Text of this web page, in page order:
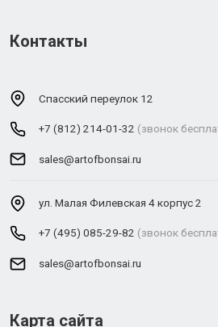
Контакты
Спасский переулок 12
+7 (812) 214-01-32 (звонок
sales@artofbonsai.ru
ул. Малая Филевская 4 корпус 2
+7 (495) 085-29-82 (звонок
sales@artofbonsai.ru
Карта сайта